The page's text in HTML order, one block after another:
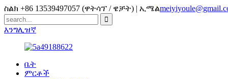
ስልክ +86 13539497057 (ዋትሳፕ / ዌቻት) | ኢሜል
እንግሊዝኛ
ቤት
ምርቶች